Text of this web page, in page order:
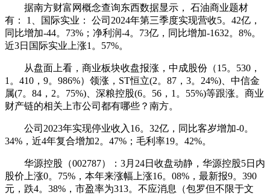
据南方财富网概念查询东西数据显示， 石油商业题材
有： 1、国际实业： 公司2024年第三季度实现营收5。42亿，
同比增加-44。73%；净利润-4。73亿，同比增加-1632。8%。
近3日国际实业上涨1。57%。
从盘面上看，商业板块收盘报涨，中成股份（15。530，
1。410，9。986%）领涨，ST恒立(2。87，3。24%)、中信金
属(7。84，2。75%)、深粮控股(6。56，1。55%)等跟涨。商业
财产链的相关上市公司都有哪些？南方。
公司2023年实现停业收入16。32亿，同比客岁增加-0。
34%，近4年复合增加2。47%；毛利率19。42%。
华源控股（002787）：3月24日收盘动静，华源控股5日内
股价上涨0。75%，本年来涨幅上涨16。08%，最新报9。390
元，跌4。38%，市盈率为313。不应消息（包罗但不限于文